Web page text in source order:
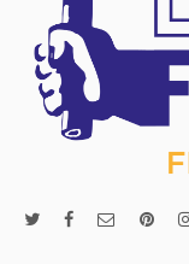
Codificación de
Lijado fino y
Lijado a ras de
Calibrado,
Lijado de
Clave y